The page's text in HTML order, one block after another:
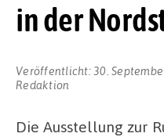
in der
Veröffentlicht:30.
Redaktion
Die Ausstellung zur